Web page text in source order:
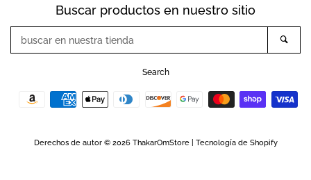
Buscar productos en nuestro sitio
en
nuestra
Search
Métodos
pago
Derechos de autor © 2026 ThakarOmStore| Tecnología de Shopify